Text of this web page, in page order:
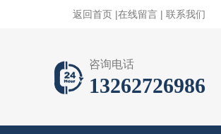
返回首页 |在线留言 | 联系我们
咨询电话
13262726986